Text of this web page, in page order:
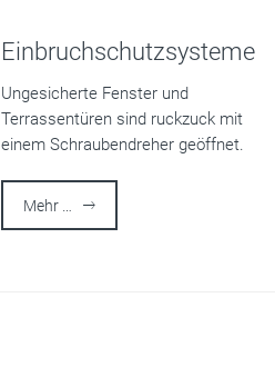
Einbruchschutzsysteme
Ungesicherte Fenster und
Terrassentüren sind ruckzuck mit
einem Schraubendreher geöffnet.
Mehr …